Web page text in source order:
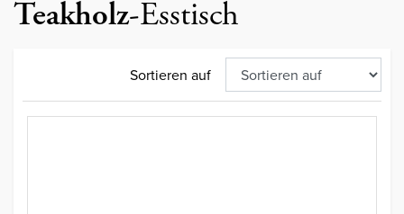
Teakholz-Esstisch
Sortieren auf